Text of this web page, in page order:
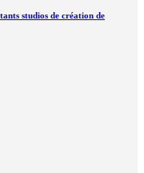
studios de création de